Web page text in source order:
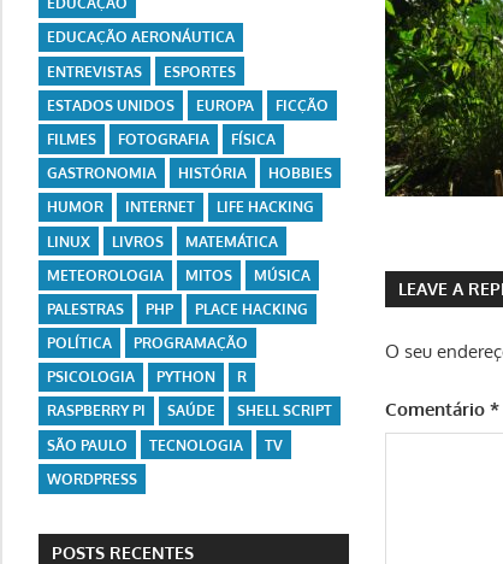
LEAVE A
O seu
Comentário*
EDUCAÇÃO AERONÁUTICA
ENTREVISTAS
ESPORTES
ESTADOS UNIDOS
EUROPA
FICÇÃO
FILMES
FOTOGRAFIA
FÍSICA
GASTRONOMIA
HISTÓRIA
HOBBIES
HUMOR
INTERNET
LIFE HACKING
LINUX
LIVROS
MATEMÁTICA
METEOROLOGIA
MITOS
MÚSICA
PALESTRAS
PHP
PLACE HACKING
POLÍTICA
PROGRAMAÇÃO
PSICOLOGIA
PYTHON
R
RASPBERRY PI
SAÚDE
SHELL SCRIPT
SÃO PAULO
TECNOLOGIA
TV
WORDPRESS
POSTS RECENTES